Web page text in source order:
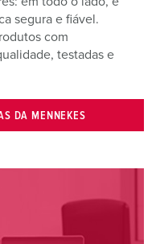
segura e fiável.
com
testadas e
DA MENNEKES